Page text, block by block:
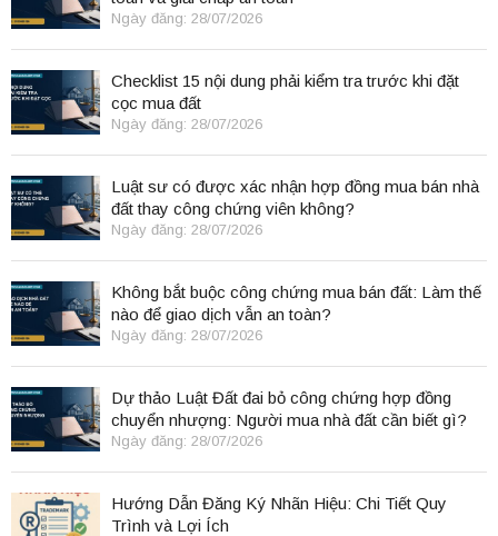
Ngày đăng: 28/07/2026
Checklist 15 nội dung phải kiểm tra trước khi đặt
cọc mua đất
Ngày đăng: 28/07/2026
Luật sư có được xác nhận hợp đồng mua bán nhà
đất thay công chứng viên không?
Ngày đăng: 28/07/2026
Không bắt buộc công chứng mua bán đất: Làm thế
nào để giao dịch vẫn an toàn?
Ngày đăng: 28/07/2026
Dự thảo Luật Đất đai bỏ công chứng hợp đồng
chuyển nhượng: Người mua nhà đất cần biết gì?
Ngày đăng: 28/07/2026
Hướng Dẫn Đăng Ký Nhãn Hiệu: Chi Tiết Quy
Trình và Lợi Ích